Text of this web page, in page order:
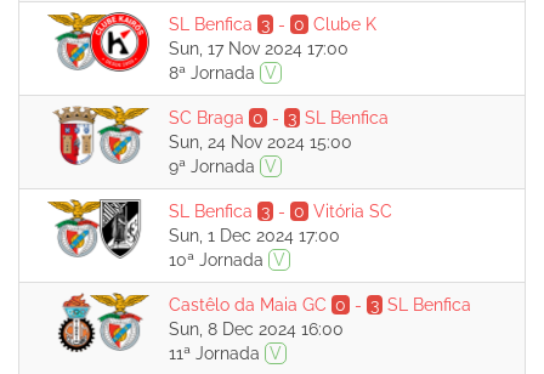
SL Benfica 3 - 0 Clube K
Sun, 17 Nov 2024 17:00
8ª Jornada V
SC Braga 0 - 3 SL Benfica
Sun, 24 Nov 2024 15:00
9ª Jornada V
SL Benfica 3 - 0 Vitória SC
Sun, 1 Dec 2024 17:00
10ª Jornada V
Castêlo da Maia GC 0 - 3 SL Benfica
Sun, 8 Dec 2024 16:00
11ª Jornada V